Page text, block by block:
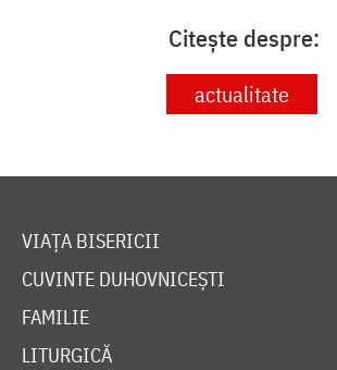
Citește despre:
actualitate
VIAȚA BISERICII
CUVINTE DUHOVNICEȘTI
FAMILIE
LITURGICĂ